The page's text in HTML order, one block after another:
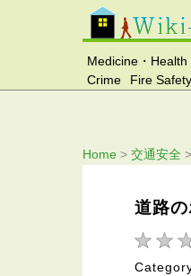
Medicine・Health
Crime
Fire Safety
Home > 交通安全 >
道路